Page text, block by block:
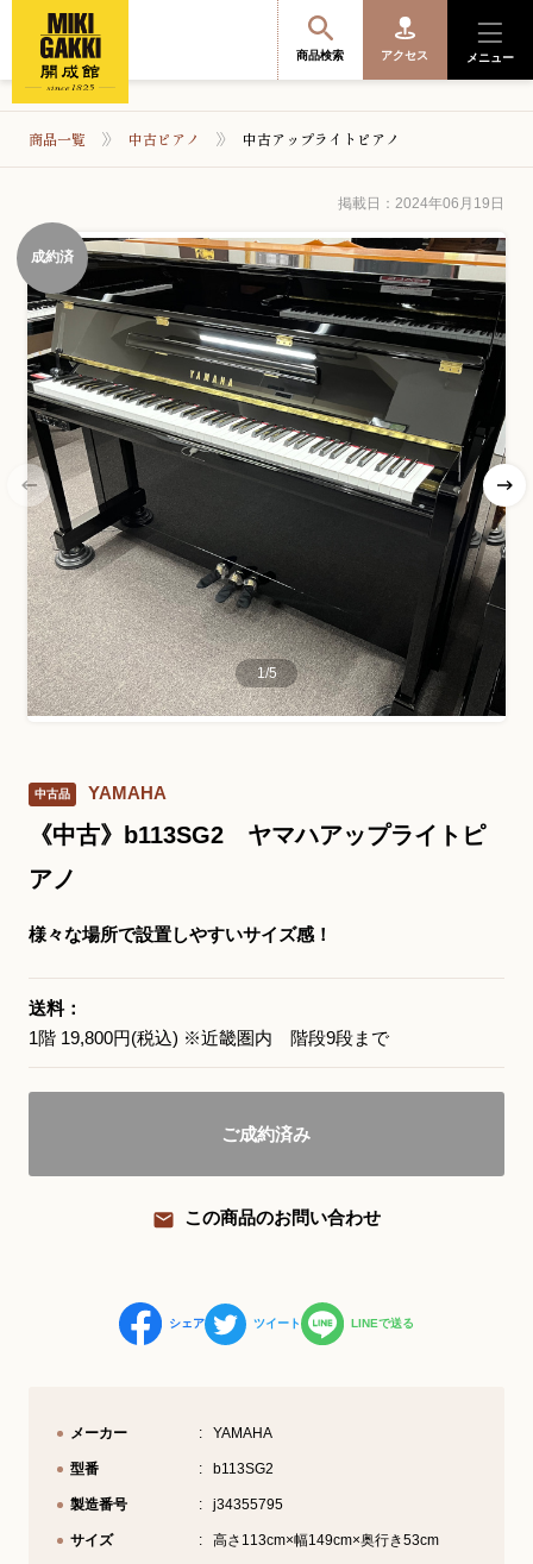
商品検索 アクセス メニュー
便利なサービス
開成館を知る
音楽教室・イベント情報
サポート・購入特典
お問い合わせ総合窓口
06-6252-0432
受付時間 10:00～19:00 (水曜定休)
大阪・本町のピアノ専門店
〒541-0057
大阪府大阪市中央区北久宝寺町3丁目3−4
YouTube 公式チャンネル
ピアノ弾き比べ、過去のコンサートな
商品一覧 中古ピアノ 中古アップライトピアノ
掲載日：2024年06月19日
成約済
1/5
中古品 YAMAHA
《中古》b113SG2 ヤマハアップライトピ
アノ
様々な場所で設置しやすいサイズ感！
送料：
1階 19,800円(税込) ※近畿圏内 階段9段まで
ご成約済み
この商品のお問い合わせ
シェア ツイート LINEで送る
メーカー YAMAHA
型番 b113SG2
製造番号 j34355795
サイズ 高さ113cm×幅149cm×奥行き53cm